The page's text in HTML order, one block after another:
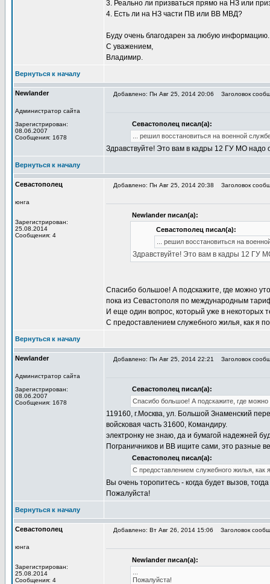
3. Реально ли призваться прямо на НЗ или
4. Есть ли на НЗ части ПВ или ВВ МВД?
Буду очень благодарен за любую информацию.
С уважением,
Владимир.
Вернуться к началу
Newlander
Администратор сайта
Зарегистрирован:
08.06.2007
Сообщения: 1678
Добавлено: Пн Авг 25, 2014 20:06 Заголовок
Севастополец писал(а):
... решил восстановиться на военной
Здравствуйте! Это вам в кадры 12 ГУ МО надо
Вернуться к началу
Севастополец
юнга
Зарегистрирован:
25.08.2014
Сообщения: 4
Добавлено: Пн Авг 25, 2014 20:38 Заголовок
Newlander писал(а):
Севастополец писал(а):
... решил восстановиться на
Здравствуйте! Это вам в кадры 12 ГУ
Спасибо большое! А подскажите, где можно
пока из Севастополя по международным
И еще один вопрос, который уже в некоторых
С предоставлением служебного жилья, как я
Вернуться к началу
Newlander
Администратор сайта
Зарегистрирован:
08.06.2007
Сообщения: 1678
Добавлено: Пн Авг 25, 2014 22:21 Заголовок
Севастополец писал(а):
Спасибо большое! А подскажите, где
119160, г.Москва, ул. Большой Знаменский
войсковая часть 31600, Командиру.
электронку не знаю, да и бумагой надежней
Пограничников и ВВ ищите сами, это разные
Севастополец писал(а):
С предоставлением служебного жилья,
Вы очень торопитесь - когда будет вызов,
Пожалуйста!
Вернуться к началу
Севастополец
юнга
Зарегистрирован:
25.08.2014
Сообщения: 4
Добавлено: Вт Авг 26, 2014 15:06 Заголовок
Newlander писал(а):
Пожалуйста!